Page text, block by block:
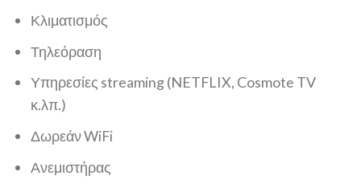
Κλιματισμός
Τηλεόραση
Υπηρεσίες streaming (NETFLIX, Cosmote TV
κ.λπ.)
Δωρεάν WiFi
Ανεμιστήρας